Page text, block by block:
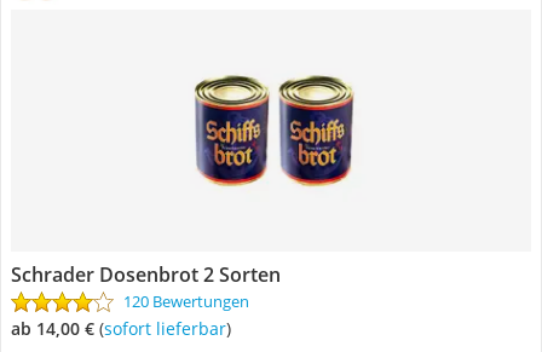
Schrader Dosenbrot 2 Sorten
120 Bewertungen
ab 14,00 € ( Sofort lieferbar)